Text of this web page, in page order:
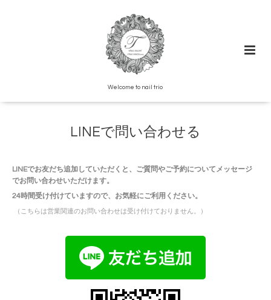
Welcome to nail trio
LINEで問い合わせる
LINEでお友だち追加していただくと、ご質問やご予約についてメッセージ
でお問い合わせいただけます。
24時間受け付けていますので、お気軽にご利用ください。
（こちらは営業関連のお問い合わせは受け付けておりません。）